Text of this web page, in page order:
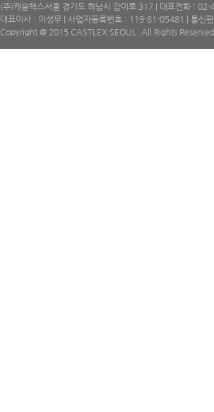
(주)캐슬렉스서울 경기도 하남시 감이로 317 | 대표전화 :
대표이사 : 이성무 | 사업자등록번호 : 119-81-05481 | 통신
Copyright @ 2015 CASTLEX SEOUL. All Rights Reserved.